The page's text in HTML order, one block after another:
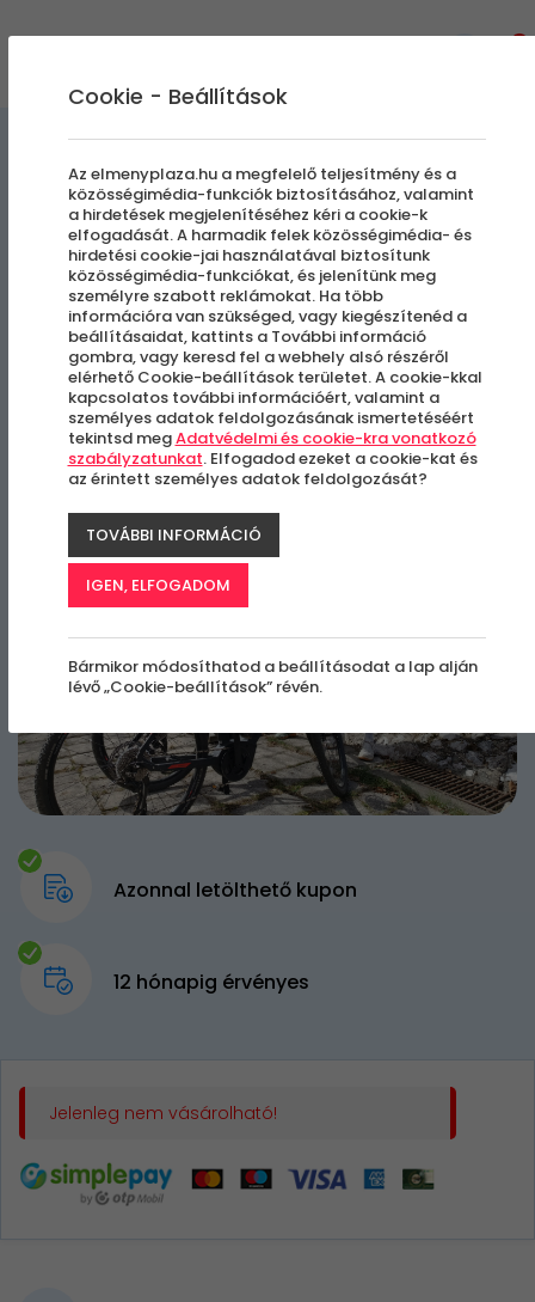
Elektromos kerékpártúra
Bükkszentkeresztre |
Hétköznap | Túravezető
nélkül
Miskolc
Azonnal letölthető kupon
12 hónapig érvényes
Jelenleg nem vásárolható!
Cookie - Beállítások
Az elmenyplaza.hu a megfelelő teljesítmény és a
közösségimédia-funkciók biztosításához, valamint
a hirdetések megjelenítéséhez kéri a cookie-k
elfogadását. A harmadik felek közösségimédia- és
hirdetési cookie-jai használatával biztosítunk
közösségimédia-funkciókat, és jelenítünk meg
személyre szabott reklámokat. Ha több
információra van szükséged, vagy kiegészítenéd a
beállításaidat, kattints a További információ
gombra, vagy keresd fel a webhely alsó részéről
elérhető Cookie-beállítások területet. A cookie-kkal
kapcsolatos további információért, valamint a
személyes adatok feldolgozásának ismertetéséért
tekintsd megAdatvédelmi és cookie-kra vonatkozó
szabályzatunkat. Elfogadod ezeket a cookie-kat és
az érintett személyes adatok feldolgozását?
TOVÁBBI INFORMÁCIÓ
IGEN, ELFOGADOM
Bármikor módosíthatod a beállításodat a lap alján
lévő „Cookie-beállítások” révén.